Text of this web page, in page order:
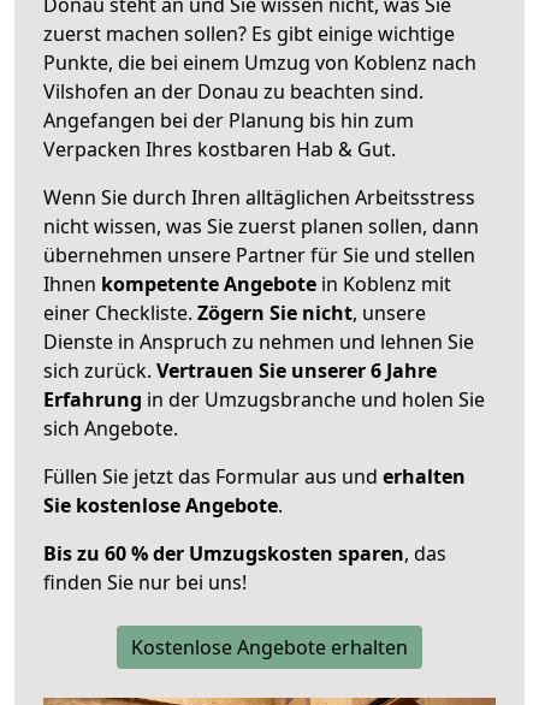
zuerst machen sollen? Es gibt einige wichtige
Punkte, die bei einem Umzug von Koblenz nach
Vilshofen an der Donau zu beachten sind.
Angefangen bei der Planung bis hin zum
Verpacken Ihres kostbaren Hab & Gut.
Wenn Sie durch Ihren alltäglichen Arbeitsstress
nicht wissen, was Sie zuerst planen sollen, dann
übernehmen unsere Partner für Sie und stellen
Ihnen kompetente Angebote in Koblenz mit
einer Checkliste. Zögern Sie nicht, unsere
Dienste in Anspruch zu nehmen und lehnen Sie
sich zurück. Vertrauen Sie unserer 6 Jahre
Erfahrung in der Umzugsbranche und holen Sie
sich Angebote.
Füllen Sie jetzt das Formular aus und erhalten
Sie kostenlose Angebote.
Bis zu 60 % der Umzugskosten sparen, das
finden Sie nur bei uns!
Kostenlose Angebote erhalten